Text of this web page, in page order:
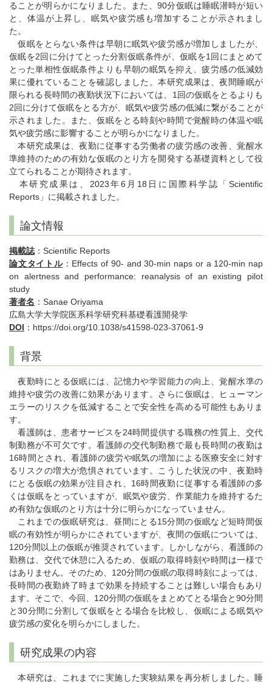
ることが明らかになりました。また、90分仮眠は睡眠潜時が短い
と、体温が上昇し、眠気や疲労感も増加することが示されまし
た。
仮眠をとらない条件は早朝に眠気や疲労感が増加しましたが、
仮眠を2回に分けてとった分割仮眠条件が、仮眠を1回にまとめて
とった単相性仮眠条件よりも早朝の眠気を抑え、疲労感の低減効
果に優れていることを確認しました。本研究成果は、夜間睡眠が
限られる長時間の夜勤状況下においては、1回の仮眠をとるよりも
2回に分けて仮眠をとる方が、眠気や疲労感の低減に繋がることが
示されました。また、仮眠をとる時刻や時間で覚醒時の体温や眠
気や疲労感に影響することが明らかになりました。
本研究成果は、夜勤に従事する労働者の疲労感の改善、覚醒水
準維持のための有効な仮眠のとり方を開発する基礎資料として役
立てられることが期待されます。
本研究成果は、2023年6月18日に国際科学誌「Scientific
Reports」に掲載されました。
論文情報
掲載誌 ：Scientific Reports
論文タイトル：Effects of 90- and 30-min naps or a 120-min nap
on alertness and performance: reanalysis of an existing pilot
study
著者名 ：Sanae Oriyama
広島大学大学院医系科学研究科基礎看護開発学
DOI ：https://doi.org/10.1038/s41598-023-37061-9
背景
夜勤時にとる仮眠には、記憶力や学習能力の向上、覚醒水準の
維持や疲労の改善に効果があります。さらに仮眠は、ヒューマン
エラーのリスクを低減することで安全性を高める可能性もありま
す。
看護師は、患者サービスを24時間提供する職務の性質上、交代
制勤務が不可欠です。看護師の交代制勤務で最も長時間の夜勤は
16時間とされ、看護師の疲労や眠気の増加による医療安全に対す
るリスクの増大が危惧されています。こうした状況の中、夜勤時
にとる仮眠の効果が注目され、16時間夜勤に従事する看護師の多
くは仮眠をとっていますが、眠気や疲労、作業能力を維持するた
め有効な仮眠のとり方は十分に明らかになっていません。
これまでの仮眠研究は、昼間にとる15分間の仮眠など短時間仮
眠の有効性が明らかにされていますが、夜間の仮眠については、
120分間以上の仮眠が推奨されています。しかしながら、看護師の
勤務は、交代で休憩に入るため、仮眠の取得時刻や時間は一様で
はありません。そのため、120分間の仮眠の取得時刻によっては、
長時間の夜勤終了時まで効果を持続することは難しい場合もあり
ます。そこで、今回、120分間の仮眠をまとめてとる場合と90分間
と30分間に分割して仮眠をとる場合を比較し、仮眠による眠気や
疲労感の変化を明らかにしました。
研究成果の内容
本研究は、これまでに実施した実験結果を再分析しました。睡